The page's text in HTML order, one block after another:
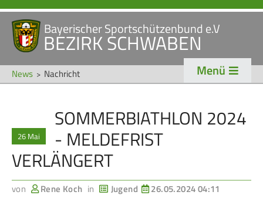
Bayerischer Sportschützenbund e.V
BEZIRK SCHWABEN
News Nachricht Menü
26 Mai
SOMMERBIATHLON 2024
- MELDEFRIST
VERLÄNGERT
von Rene Koch in Jugend 26.05.2024 04:11
Navigation
überspringen
STARTSEITE
VERANSTALTUNGEN
NEWS
überspringen
Veranstaltungen
Bezirk Schwaben
Präsidium
TRADITION
Schützentradition
Böllerschützen